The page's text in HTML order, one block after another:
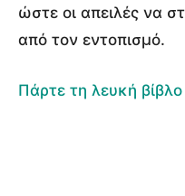
ώστε οι απειλές να
από τον εντοπισμό.
Πάρτε τη λευκή βίβλο